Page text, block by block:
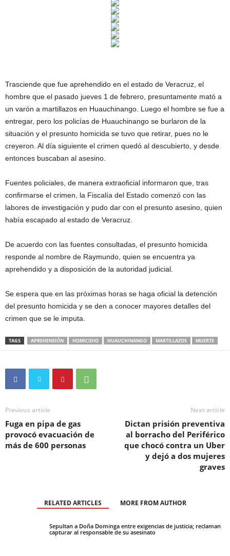
Trasciende que fue aprehendido en el estado de Veracruz, el
hombre que el pasado jueves 1 de febrero, presuntamente mató a
un varón a martillazos en Huauchinango. Luego el hombre se fue a
entregar, pero los policías de Huauchinango se burlaron de la
situación y el presunto homicida se tuvo que retirar, pues no le
creyeron. Al día siguiente el crimen quedó al descubierto, y desde
entonces buscaban al asesino.
Fuentes policiales, de manera extraoficial informaron que, tras
confirmarse el crimen, la Fiscalía del Estado comenzó con las
labores de investigación y pudo dar con el presunto asesino, quien
había escapado al estado de Veracruz.
De acuerdo con las fuentes consultadas, el presunto homicida
responde al nombre de Raymundo, quien se encuentra ya
aprehendido y a disposición de la autoridad judicial.
Se espera que en las próximas horas se haga oficial la detención
del presunto homicida y se den a conocer mayores detalles del
crimen que se le imputa.
TAGS APREHENSIÓN HOMICIDIO HUAUCHINANGO MARTILLAZOS MUERTE
Previous article
Fuga en pipa de gas
provocó evacuación de
más de 600 personas
Next article
Dictan prisión preventiva
al borracho del Periférico
que chocó contra un Uber
y dejó a dos mujeres
graves
RELATED ARTICLES MORE FROM AUTHOR
Sepultan a Doña Dominga entre exigencias de justicia; reclaman
capturar al responsable de su asesinato